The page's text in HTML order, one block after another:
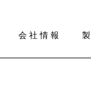
会社情報